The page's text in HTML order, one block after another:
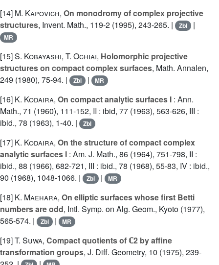
[14] M. Kapovich, On monodromy of complex projective
structures, Invent. Math., 119-2 (1995), 243-265. | Zbl |
MR
[15]S. Kobayashi, T. Ochiai, Holomorphic projective
structures on compact complex surfaces, Math. Annalen,
249 (1980), 75-94. |
Zbl | MR
[16] K. Kodaira, On compact analytic surfaces I : Ann.
Math., 71 (1960), 111-152, II : ibid, 77 (1963), 563-626, III :
ibid., 78 (1963), 1-40. |
Zbl
[17] K. Kodaira, On the structure of compact complex
analytic surfaces I : Am. J. Math., 86 (1964), 751-798, II :
ibid., 88 (1966), 682-721, III : ibid., 78 (1968), 55-83, IV : ibid.,
90 (1968), 1048-1066. |
Zbl | MR
[18] K. Maehara, On elliptic surfaces whose first Betti
numbers are odd, Intl. Symp. on Alg. Geom., Kyoto (1977),
565-574. |
Zbl | MR
[19]T. Suwa, Compact quotients of ℂ2 by affine
transformation groups, J. Diff. Geometry, 10 (1975), 239-